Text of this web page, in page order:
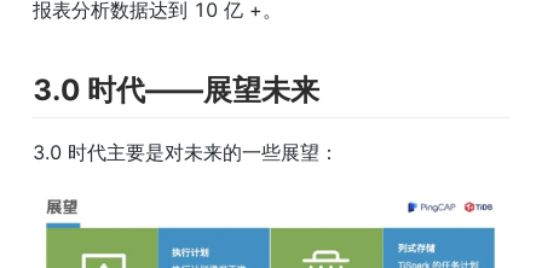
报表分析数据达到 10 亿 +。
3.0 时代——展望未来
3.0 时代主要是对未来的一些展望：